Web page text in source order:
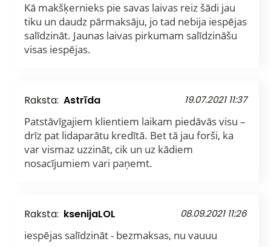
Kā makšķernieks pie savas laivas reiz šādi jau
tiku un daudz pārmaksāju, jo tad nebija iespējas
salīdzināt. Jaunas laivas pirkumam salīdzināšu
visas iespējas.
Raksta: Astrīda 19.07.2021 11:37
Patstāvīgajiem klientiem laikam piedāvās visu –
drīz pat lidaparātu kredītā. Bet tā jau forši, ka
var vismaz uzzināt, cik un uz kādiem
nosacījumiem vari paņemt.
Raksta: ksenijaLOL 08.09.2021 11:26
iespējas salīdzināt - bezmaksas, nu vauuu